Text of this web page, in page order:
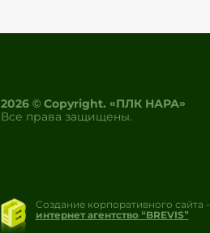
2026 © Copyright. «ПЛК НАРА»
Все права защищены.
Создание корпоративного сайта -
интернет агентство “BREVIS”